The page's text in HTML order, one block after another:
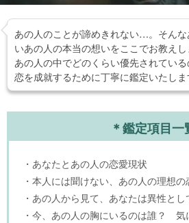
あの人のことが諦めきれない…。そん
いあの人の本当の想いをここでお教えし
あの人の中でどのくらい優先されてい
恋を成就するために丁寧に鑑定いたしま
＊鑑定項目一
・あなたとあの人の恋愛現状
・本人には聞けない、あの人の理想の
・あの人から見て、あなたは異性と
・今、あの人の胸にいるのは誰？ 気